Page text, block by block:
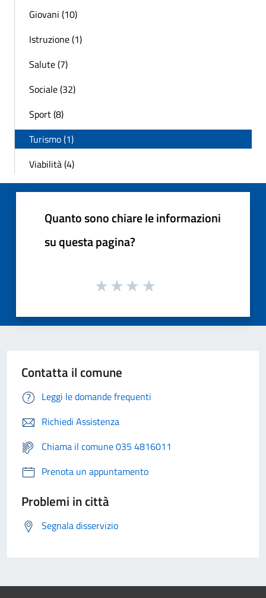
Giovani (10)
Istruzione (1)
Salute (7)
Sociale (32)
Sport (8)
Turismo (1)
Viabilità (4)
Quanto sono chiare le informazioni
su questa pagina?
Contatta il comune
Leggi le domande frequenti
Richiedi Assistenza
Chiama il comune 035 4816011
Prenota un appuntamento
Problemi in città
Segnala disservizio